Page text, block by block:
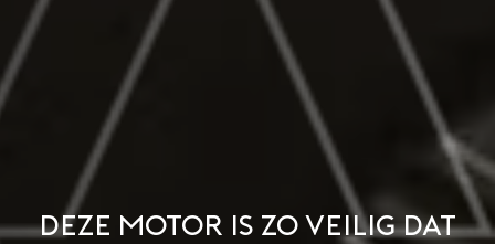
Deze motor is zo veilig dat